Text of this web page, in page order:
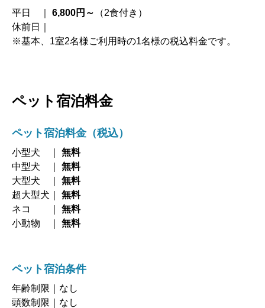
平日 ｜ 6,800円～
（2食付き）
休前日｜
※基本、1室2名様ご利用時の1名様の税込料金です。
ペット宿泊料金
ペット宿泊料金（税込）
小型犬 ｜ 無料
中型犬 ｜ 無料
大型犬 ｜ 無料
超大型犬｜ 無料
ネコ ｜ 無料
小動物 ｜ 無料
ペット宿泊条件
年齢制限｜なし
頭数制限｜なし